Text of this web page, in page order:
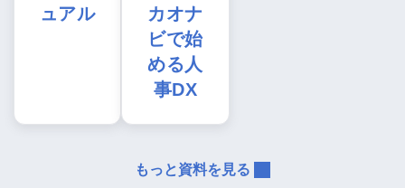
ュアル
カオナ
ビで始
める人
事DX
もっと資料を見る